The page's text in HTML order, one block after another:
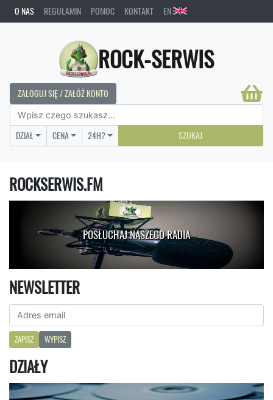
O NAS REGULAMIN POMOC KONTAKT EN
ROCK-SERWIS
ZALOGUJ SIĘ / ZAŁÓŻ KONTO
DZIAŁ CENA 24H? SZUKAJ
ROCKSERWIS.FM
POSŁUCHAJ NASZEGO RADIA
NEWSLETTER
ZAPISZ WYPISZ
DZIAŁY